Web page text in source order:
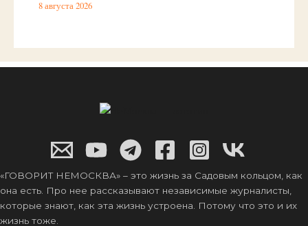
8 августа 2026
«ГОВОРИТ НЕМОСКВА» – это жизнь за Садовым кольцом, как
она есть. Про нее рассказывают независимые журналисты,
которые знают, как эта жизнь устроена. Потому что это и их
жизнь тоже.